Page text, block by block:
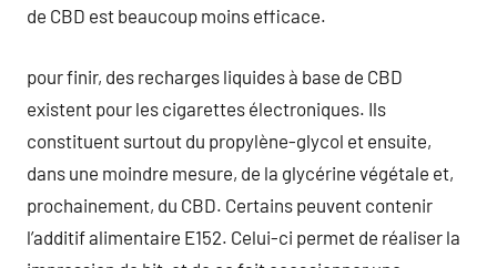
de CBD est beaucoup moins efficace.
pour finir, des recharges liquides à base de CBD
existent pour les cigarettes électroniques. Ils
constituent surtout du propylène-glycol et ensuite,
dans une moindre mesure, de la glycérine végétale et,
prochainement, du CBD. Certains peuvent contenir
l’additif alimentaire E152. Celui-ci permet de réaliser la